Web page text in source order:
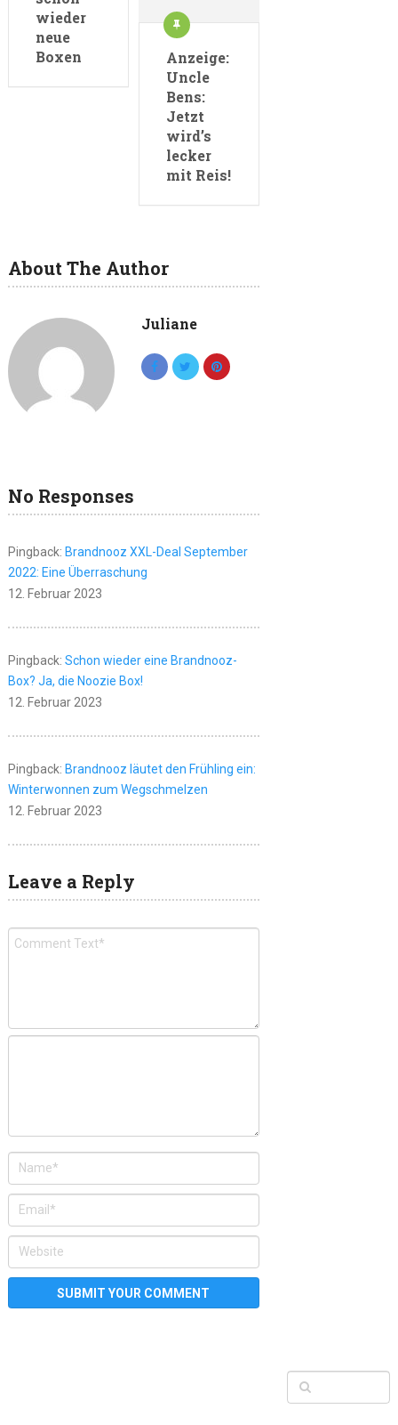
wieder
neue
Boxen
Anzeige:
Uncle
Bens:
Jetzt
wird’s
lecker
mit Reis!
About The Author
Juliane
No Responses
Pingback: Brandnooz XXL-Deal September
2022: Eine Überraschung
12. Februar 2023
Pingback: Schon wieder eine Brandnooz-
Box? Ja, die Noozie Box!
12. Februar 2023
Pingback: Brandnooz läutet den Frühling ein:
Winterwonnen zum Wegschmelzen
12. Februar 2023
Leave a Reply